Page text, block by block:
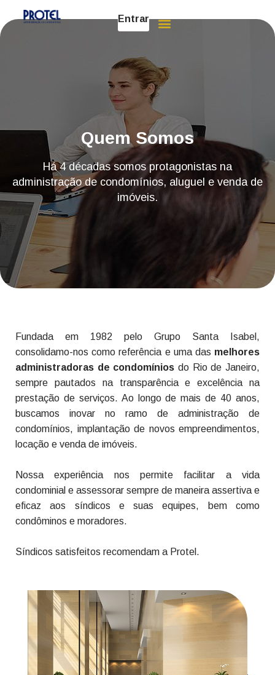
Entrar
Quem Somos
Há 4 décadas somos protagonistas na
administração de condomínios, aluguel e venda de
imóveis.
Fundada em 1982 pelo Grupo Santa Isabel,
consolidamo-nos como referência e uma das melhores
administradoras de condomínios do Rio de Janeiro,
sempre pautados na transparência e excelência na
prestação de serviços. Ao longo de mais de 40 anos,
buscamos inovar no ramo de administração de
condomínios, implantação de novos empreendimentos,
locação e venda de imóveis.
Nossa experiência nos permite facilitar a vida
condominial e assessorar sempre de maneira assertiva e
eficaz aos síndicos e suas equipes, bem como
condôminos e moradores.
Síndicos satisfeitos recomendam a Protel.